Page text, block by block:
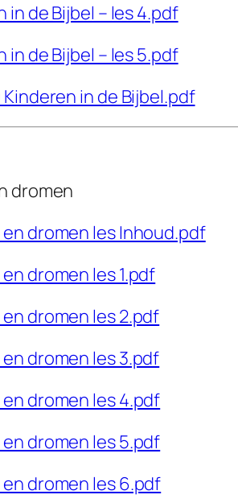
in de Bijbel – les 4.pdf
in de Bijbel – les 5.pdf
Kinderen in de Bijbel.pdf
dromen
dromen les Inhoud.pdf
dromen les 1.pdf
dromen les 2.pdf
dromen les 3.pdf
dromen les 4.pdf
dromen les 5.pdf
dromen les 6.pdf